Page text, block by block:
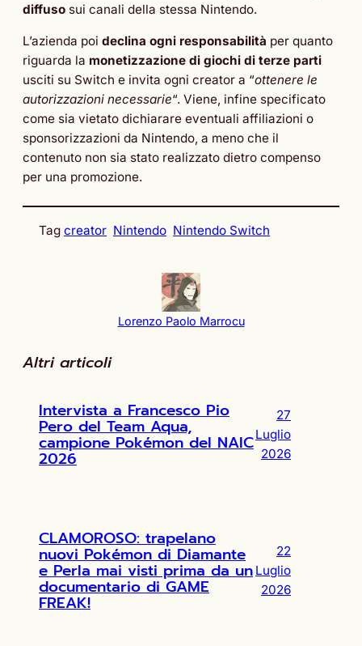
diffuso sui canali della stessa Nintendo.
L’azienda poi declina ogni responsabilità per quanto
riguarda la monetizzazione di giochi di terze parti
usciti su Switch e invita ogni creator a “ottenere le
autorizzazioni necessarie“. Viene, infine specificato
come sia vietato dichiarare eventuali affiliazioni o
sponsorizzazioni da Nintendo, a meno che il
contenuto non sia stato realizzato dietro compenso
per una promozione.
Tag creator Nintendo Nintendo Switch
Lorenzo Paolo Marrocu
Altri articoli
Intervista a Francesco Pio
Pero del Team Aqua,
campione Pokémon del NAIC
2026
27
Luglio
2026
CLAMOROSO: trapelano
nuovi Pokémon di Diamante
e Perla mai visti prima da un
documentario di GAME
FREAK!
22
Luglio
2026